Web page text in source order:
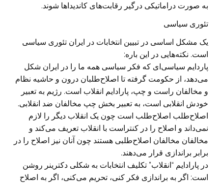
به صورت دراماتیکی درگیر رقابت‌های کاندیداها شوند.
تئوری سیاسی
یک مشکل اساسی در تبیین انتخابات در ایران تئوری سیاسی
است. نکته‌هایی در این باره:
پاردایم سیاسی‌ای که فکر سیاسی همه ما را در ایران شکل
می‌دهد، از حکومت گرفته تا اصلاح‌طلبان درون و حاشیه نظام
و مخالفان راست و چپ، پارادایم انقلاب است. رژیم به تعبیر
خودش انقلابی است، به تعبیر بخش چپ مخالفان ضد انقلابی.
اصلاح‌طلب اصلاح‌طلب است چون یک انقلاب دیگر را لازم
نمی‌داند و اصلاح را در کنتراست با انقلاب تعریف می‌کند و
مخالفان مخالفان اصلاح‌طلبی هستند چون آنان نیز اصلاح را در
برابر براندازی قرار می‌دهند.
در پارادایم “انقلاب” تکلیف انتخابات به شکلی دکترینر روشن
است: اگر به براندازی فکر کنی، تحریم می‌کنی، اگر به اصلاح